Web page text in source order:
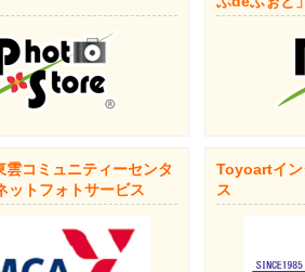
雲コミュニティーセンタ
ットフォトサービス
Toyoartイン
ス